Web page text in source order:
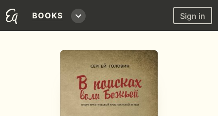
BOOKS Sign in